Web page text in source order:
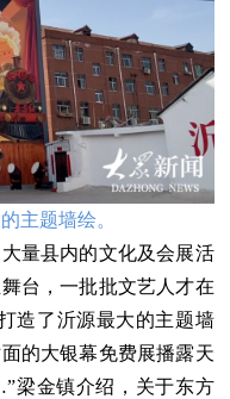
主题墙绘。
量县内的文化及会展活
台，一批批文艺人才在
造了沂源最大的主题墙
的大银幕免费展播露天
梁金镇介绍，关于东方